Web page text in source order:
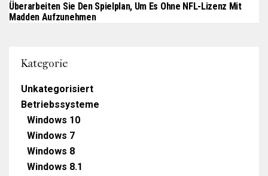
Überarbeiten Sie Den Spielplan, Um Es Ohne NFL-Lizenz Mit
Madden Aufzunehmen
Kategorie
Unkategorisiert
Betriebssysteme
Windows 10
Windows 7
Windows 8
Windows 8.1